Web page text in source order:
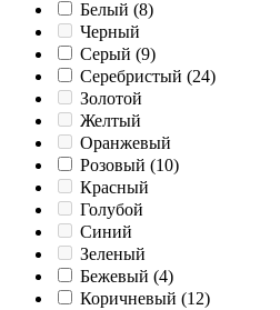
Белый (8)
Черный
Серый (9)
Серебристый (24)
Золотой
Желтый
Оранжевый
Розовый (10)
Красный
Голубой
Синий
Зеленый
Бежевый (4)
Коричневый (12)